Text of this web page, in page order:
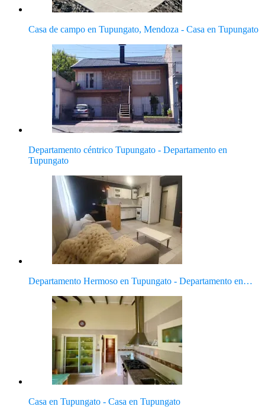
Casa de campo en Tupungato, Mendoza - Casa en Tupungato
Departamento céntrico Tupungato - Departamento en
Tupungato
Departamento Hermoso en Tupungato - Departamento en…
Casa en Tupungato - Casa en Tupungato